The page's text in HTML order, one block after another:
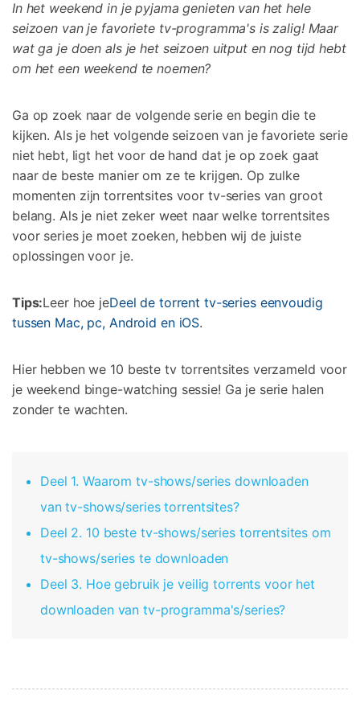
Ontdek
Overzicht
Foto
Overzicht
Diagram & Ontwerp
Corrupte video restauratie.
Bekijk alle producten
Overzicht
WA Transfer
Telefoon Herstel
Scherm ontgrendelen
iPhone ontgrendelen Android ontgrendelen
Gegevensherstel
WhatsApp Overdracht
WhatsApp overbrengen/back-up maken
iTunes herstellen
iTunes-fouten oplossen
Systeemreparatie
Gegevens wissen
iPhone gegevens wissen Android gegevens wissen
Andere
In het weekend in je pyjama genieten van het hele
seizoen van je favoriete tv-programma's is zalig! Maar
wat ga je doen als je het seizoen uitput en nog tijd hebt
om het een weekend te noemen?
Ga op zoek naar de volgende serie en begin die te
kijken. Als je het volgende seizoen van je favoriete serie
niet hebt, ligt het voor de hand dat je op zoek gaat
naar de beste manier om ze te krijgen. Op zulke
momenten zijn torrentsites voor tv-series van groot
belang. Als je niet zeker weet naar welke torrentsites
voor series je moet zoeken, hebben wij de juiste
oplossingen voor je.
Tips:Leer hoe jeDeel de torrent tv-series eenvoudig
tussen Mac, pc, Android en iOS.
Hier hebben we 10 beste tv torrentsites verzameld voor
je weekend binge-watching sessie! Ga je serie halen
zonder te wachten.
Deel 1. Waarom tv-shows/series downloaden
van tv-shows/series torrentsites?
Deel 2. 10 beste tv-shows/series torrentsites om
tv-shows/series te downloaden
Deel 3. Hoe gebruik je veilig torrents voor het
downloaden van tv-programma's/series?